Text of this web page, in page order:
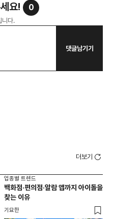
요! 0
니다.
댓글남기기
더보기
업종별 트렌드
백화점·편의점·알람 앱까지 아이돌을
찾는 이유
기묘한